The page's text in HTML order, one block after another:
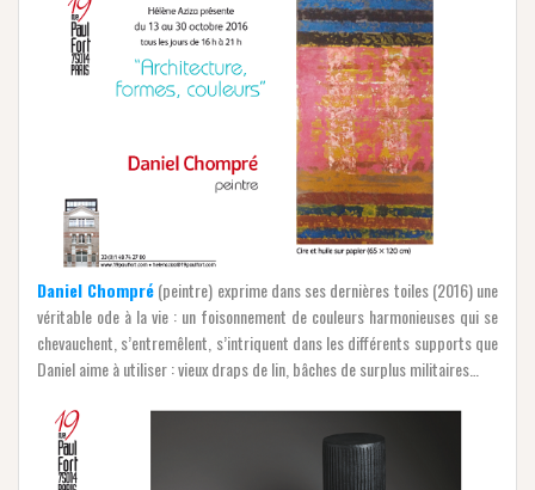
Daniel Chompré(peintre) exprime dans ses dernières toiles (2016) une
véritable ode à la vie : un foisonnement de couleurs harmonieuses qui se
chevauchent, s’entremêlent, s’intriquent dans les différents supports que
Daniel aime à utiliser : vieux draps de lin, bâches de surplus militaires…